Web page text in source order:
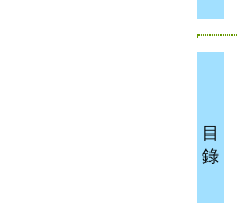
目
錄